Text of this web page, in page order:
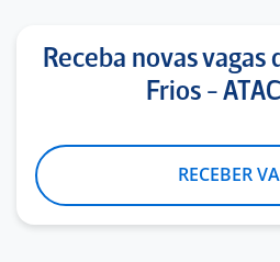
Receba novas vagas
Frios -
RECEBER